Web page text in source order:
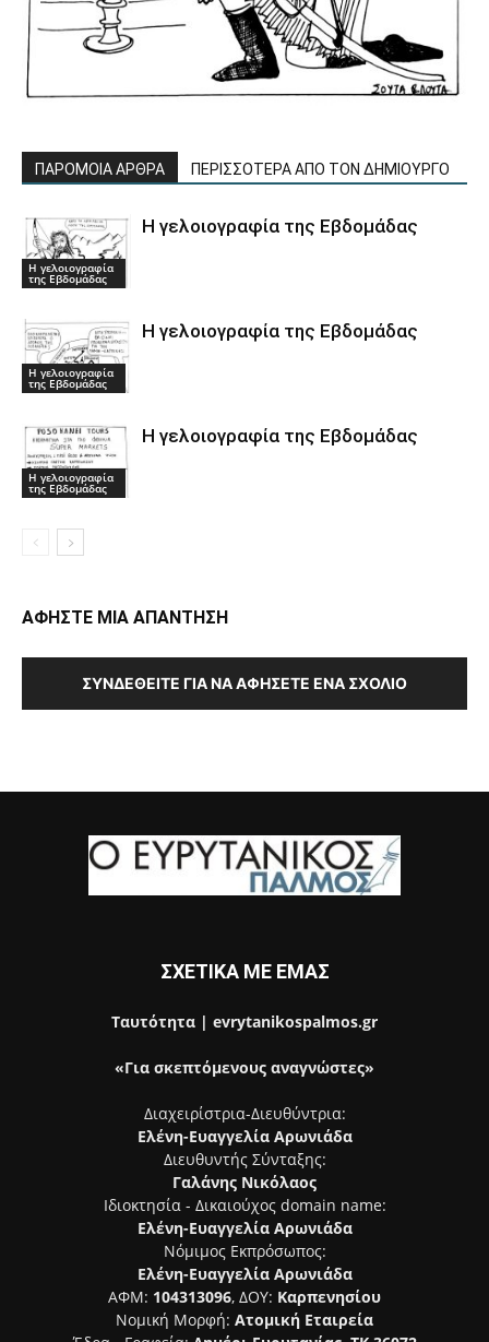
ΠΑΡΟΜΟΙΑ ΑΡΘΡΑ ΠΕΡΙΣΣΟΤΕΡΑ ΑΠΟ ΤΟΝ ΔΗΜΙΟΥΡΓΟ
Η γελοιογραφία
της Εβδομάδας
Η γελοιογραφία της Εβδομάδας
Η γελοιογραφία
της Εβδομάδας
Η γελοιογραφία της Εβδομάδας
Η γελοιογραφία
της Εβδομάδας
Η γελοιογραφία της Εβδομάδας
ΑΦΗΣΤΕ ΜΙΑ ΑΠΑΝΤΗΣΗ
ΣΥΝΔΕΘΕΊΤΕ ΓΙΑ ΝΑ ΑΦΉΣΕΤΕ ΈΝΑ ΣΧΌΛΙΟ
ΣΧΕΤΙΚΑ ΜΕ ΕΜΑΣ
Ταυτότητα | evrytanikospalmos.gr
«Για σκεπτόμενους αναγνώστες»
Διαχειρίστρια-Διευθύντρια:
Ελένη-Ευαγγελία Αρωνιάδα
Διευθυντής Σύνταξης:
Γαλάνης Νικόλαος
Ιδιοκτησία - Δικαιούχος domain name:
Ελένη-Ευαγγελία Αρωνιάδα
Νόμιμος Εκπρόσωπος:
Ελένη-Ευαγγελία Αρωνιάδα
ΑΦΜ: 104313096, ΔΟΥ: Καρπενησίου
Νομική Μορφή: Ατομική Εταιρεία